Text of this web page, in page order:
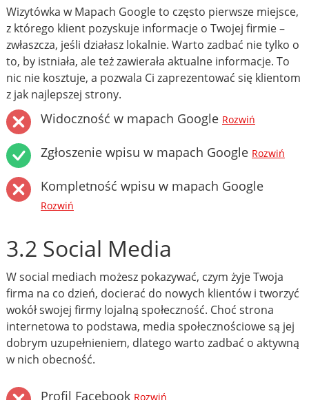
Wizytówka w Mapach Google to często pierwsze miejsce,
z którego klient pozyskuje informacje o Twojej firmie –
zwłaszcza, jeśli działasz lokalnie. Warto zadbać nie tylko o
to, by istniała, ale też zawierała aktualne informacje. To
nic nie kosztuje, a pozwala Ci zaprezentować się klientom
z jak najlepszej strony.
Widoczność w mapach Google Rozwiń
Zgłoszenie wpisu w mapach Google Rozwiń
Kompletność wpisu w mapach Google
Rozwiń
3.2 Social Media
W social mediach możesz pokazywać, czym żyje Twoja
firma na co dzień, docierać do nowych klientów i tworzyć
wokół swojej firmy lojalną społeczność. Choć strona
internetowa to podstawa, media społecznościowe są jej
dobrym uzupełnieniem, dlatego warto zadbać o aktywną
w nich obecność.
Profil Facebook